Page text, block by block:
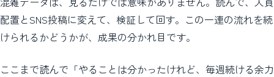
配置とSNS投稿に変えて、検証して回す。この一連の流れを続
けられるかどうかが、成果の分かれ目です。
ここまで読んで「やることは分かったけれど、毎週続ける余力